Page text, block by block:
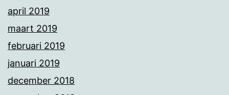
april 2019
maart 2019
februari 2019
januari 2019
december 2018